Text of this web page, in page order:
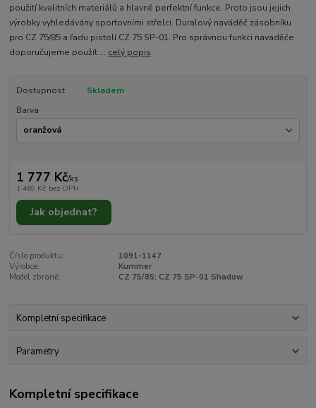
použití kvalitních materiálů a hlavně perfektní funkce. Proto jsou jejich
výrobky vyhledávány sportovními střelci. Duralový naváděč zásobníku
pro CZ 75/85 a řadu pistolí CZ 75 SP-01. Pro správnou funkci navaděče
doporučujeme použít ... celý popis
Dostupnost
Skladem
Barva
1 777 Kč/ks
1 469 Kč bez DPH
Jak objednat?
Číslo produktu:
1091-1147
Výrobce:
Kummer
Model zbraně:
CZ 75/85; CZ 75 SP-01 Shadow
Kompletní specifikace
Parametry
Kompletní specifikace